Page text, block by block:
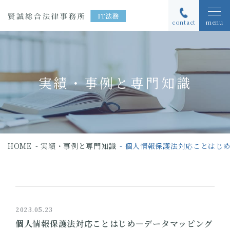
contact menu
実績・事例と専門知識
HOME 実績・事例と専門知識 個人情報保護法対応ことはじ
2023.05.23
個人情報保護法対応ことはじめ―データマッピング